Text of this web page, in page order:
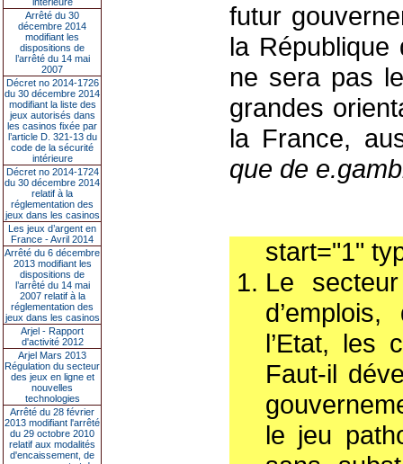
Arrêté du 30
décembre 2014
modifiant les
dispositions de
l’arrêté du 14 mai
2007
Décret no 2014-1726
du 30 décembre 2014
modifiant la liste des
jeux autorisés dans
les casinos fixée par
l’article D. 321-13 du
code de la sécurité
intérieure
Décret no 2014-1724
du 30 décembre 2014
relatif à la
réglementation des
jeux dans les casinos
Les jeux d’argent en
France - Avril 2014
Arrêté du 6 décembre
2013 modifiant les
dispositions de
l’arrêté du 14 mai
2007 relatif à la
réglementation des
jeux dans les casinos
Arjel - Rapport
d'activité 2012
Arjel Mars 2013
Régulation du secteur
des jeux en ligne et
nouvelles
technologies
Arrêté du 28 février
2013 modifiant l'arrêté
du 29 octobre 2010
relatif aux modalités
d'encaissement, de
futur
la
ne sera pas
grandes
la France,
que de
start="1"
Le
l’Etat, les
Faut-il
le jeu